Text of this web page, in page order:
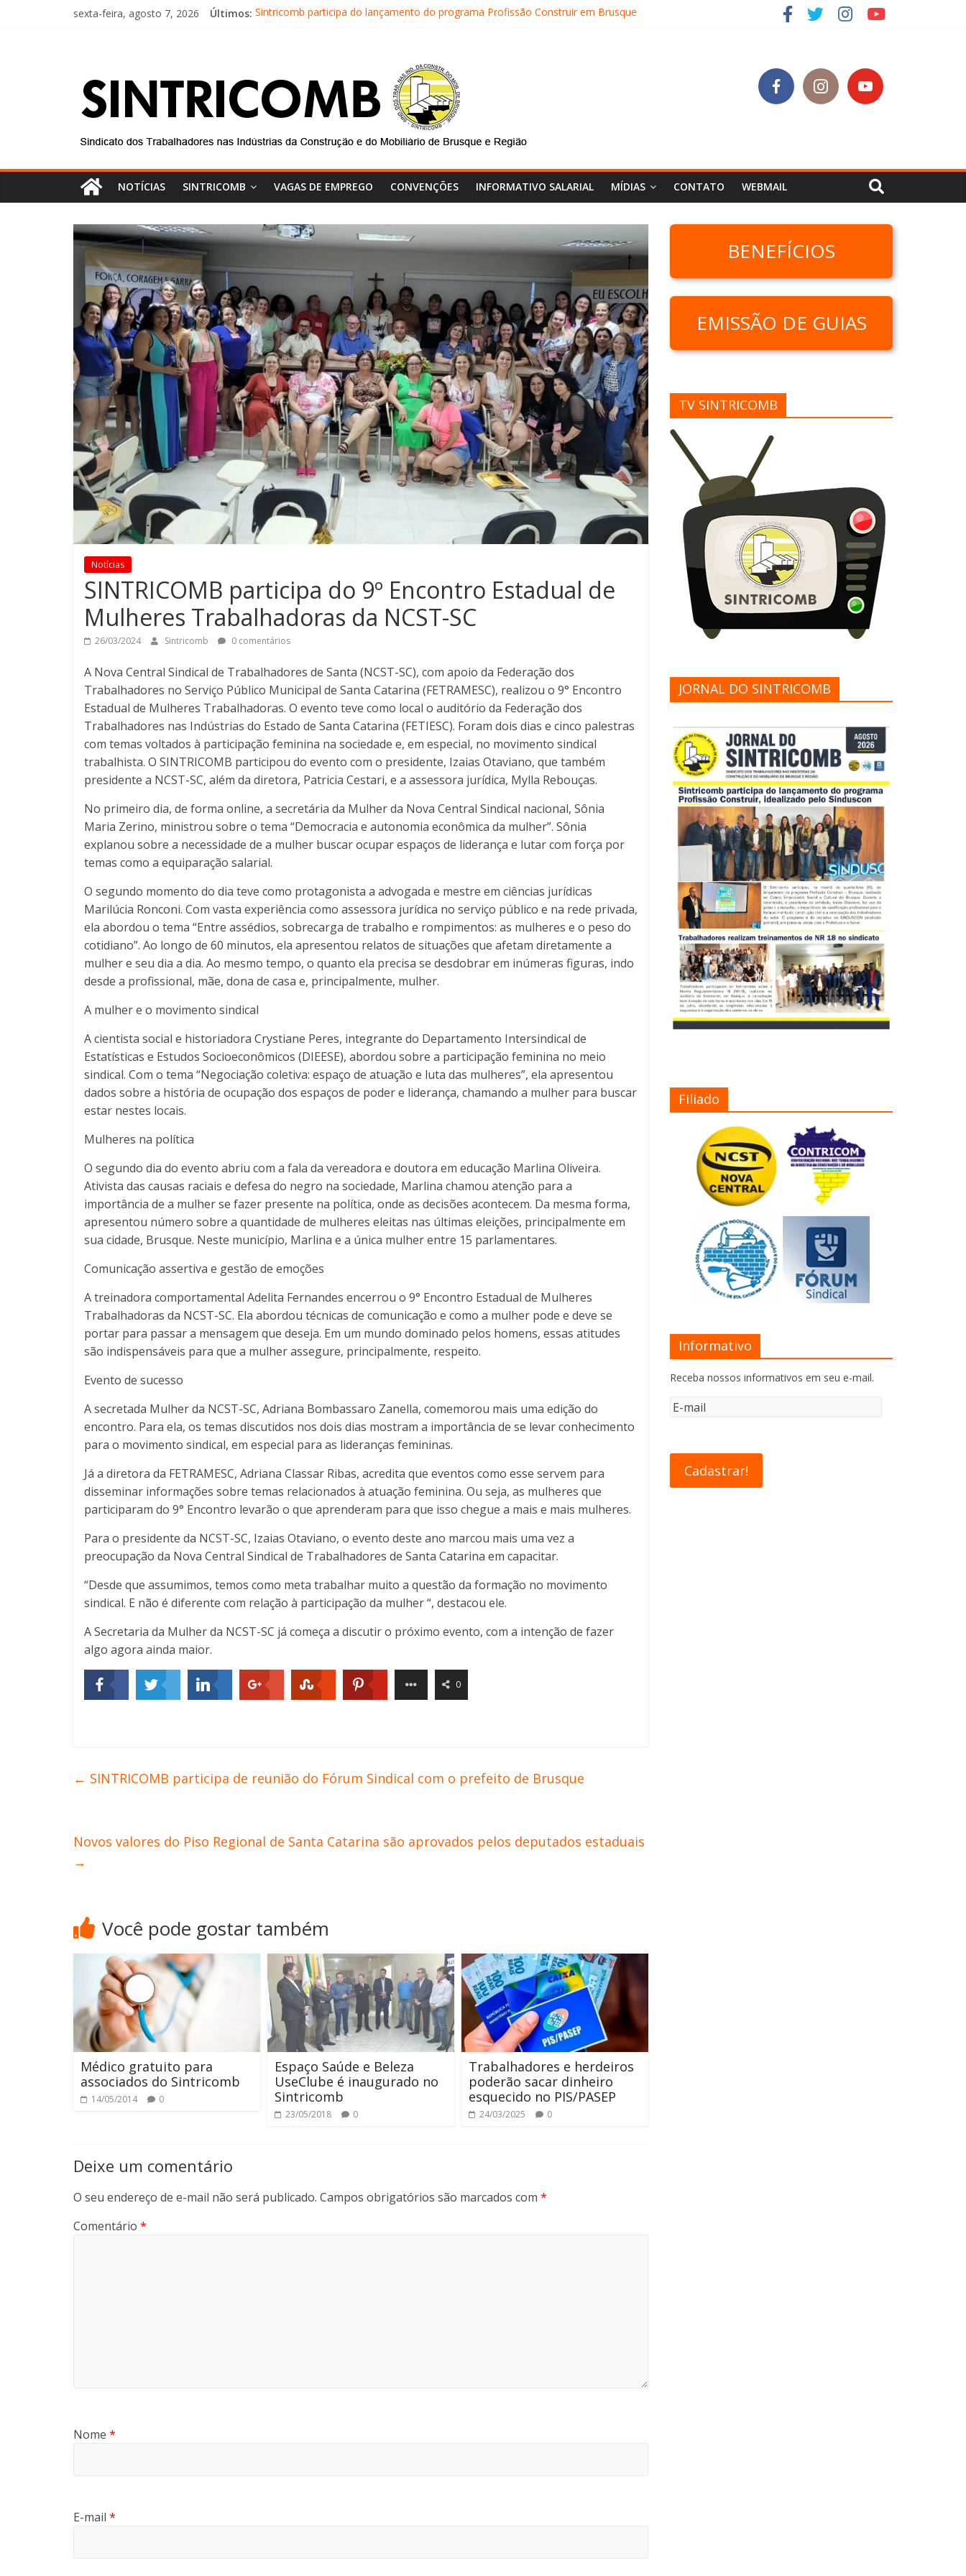
sexta-feira, agosto 7, 2026 Últimos: Sintricomb participa do lançamento do programa Profissão Construir em Brusque
Diretores do SINTRICOMB são eleitos para a direção da Nova Central Sindical de SC
Equipe do Sintricomb faz reunião de avaliação dos atendimentos
NOTÍCIAS SINTRICOMB VAGAS DE EMPREGO CONVENÇÕES INFORMATIVO SALARIAL MÍDIAS CONTATO WEBMAIL
Notícias
SINTRICOMB participa do 9º Encontro Estadual de
Mulheres Trabalhadoras da NCST-SC
26/03/2024 Sintricomb 0 comentários
A Nova Central Sindical de Trabalhadores de Santa (NCST-SC), com apoio da Federação dos
Trabalhadores no Serviço Público Municipal de Santa Catarina (FETRAMESC), realizou o 9° Encontro
Estadual de Mulheres Trabalhadoras. O evento teve como local o auditório da Federação dos
Trabalhadores nas Indústrias do Estado de Santa Catarina (FETIESC). Foram dois dias e cinco palestras
com temas voltados à participação feminina na sociedade e, em especial, no movimento sindical
trabalhista. O SINTRICOMB participou do evento com o presidente, Izaias Otaviano, que também
presidente a NCST-SC, além da diretora, Patricia Cestari, e a assessora jurídica, Mylla Rebouças.
No primeiro dia, de forma online, a secretária da Mulher da Nova Central Sindical nacional, Sônia
Maria Zerino, ministrou sobre o tema “Democracia e autonomia econômica da mulher”. Sônia
explanou sobre a necessidade de a mulher buscar ocupar espaços de liderança e lutar com força por
temas como a equiparação salarial.
O segundo momento do dia teve como protagonista a advogada e mestre em ciências jurídicas
Marilúcia Ronconi. Com vasta experiência como assessora jurídica no serviço público e na rede privada,
ela abordou o tema “Entre assédios, sobrecarga de trabalho e rompimentos: as mulheres e o peso do
cotidiano”. Ao longo de 60 minutos, ela apresentou relatos de situações que afetam diretamente a
mulher e seu dia a dia. Ao mesmo tempo, o quanto ela precisa se desdobrar em inúmeras figuras, indo
desde a profissional, mãe, dona de casa e, principalmente, mulher.
A mulher e o movimento sindical
A cientista social e historiadora Crystiane Peres, integrante do Departamento Intersindical de
Estatísticas e Estudos Socioeconômicos (DIEESE), abordou sobre a participação feminina no meio
sindical. Com o tema “Negociação coletiva: espaço de atuação e luta das mulheres”, ela apresentou
dados sobre a história de ocupação dos espaços de poder e liderança, chamando a mulher para buscar
estar nestes locais.
Mulheres na política
O segundo dia do evento abriu com a fala da vereadora e doutora em educação Marlina Oliveira.
Ativista das causas raciais e defesa do negro na sociedade, Marlina chamou atenção para a
importância de a mulher se fazer presente na política, onde as decisões acontecem. Da mesma forma,
apresentou número sobre a quantidade de mulheres eleitas nas últimas eleições, principalmente em
sua cidade, Brusque. Neste município, Marlina e a única mulher entre 15 parlamentares.
Comunicação assertiva e gestão de emoções
A treinadora comportamental Adelita Fernandes encerrou o 9° Encontro Estadual de Mulheres
Trabalhadoras da NCST-SC. Ela abordou técnicas de comunicação e como a mulher pode e deve se
portar para passar a mensagem que deseja. Em um mundo dominado pelos homens, essas atitudes
são indispensáveis para que a mulher assegure, principalmente, respeito.
Evento de sucesso
A secretada Mulher da NCST-SC, Adriana Bombassaro Zanella, comemorou mais uma edição do
encontro. Para ela, os temas discutidos nos dois dias mostram a importância de se levar conhecimento
para o movimento sindical, em especial para as lideranças femininas.
Já a diretora da FETRAMESC, Adriana Classar Ribas, acredita que eventos como esse servem para
disseminar informações sobre temas relacionados à atuação feminina. Ou seja, as mulheres que
participaram do 9° Encontro levarão o que aprenderam para que isso chegue a mais e mais mulheres.
Para o presidente da NCST-SC, Izaias Otaviano, o evento deste ano marcou mais uma vez a
preocupação da Nova Central Sindical de Trabalhadores de Santa Catarina em capacitar.
“Desde que assumimos, temos como meta trabalhar muito a questão da formação no movimento
sindical. E não é diferente com relação à participação da mulher “, destacou ele.
A Secretaria da Mulher da NCST-SC já começa a discutir o próximo evento, com a intenção de fazer
algo agora ainda maior.
0
← SINTRICOMB participa de reunião do Fórum Sindical com o prefeito de Brusque
Novos valores do Piso Regional de Santa Catarina são aprovados pelos deputados estaduais
→
Você pode gostar também
Médico gratuito para
associados do Sintricomb
14/05/2014 0
Espaço Saúde e Beleza
UseClube é inaugurado no
Sintricomb
23/05/2018 0
Trabalhadores e herdeiros
poderão sacar dinheiro
esquecido no PIS/PASEP
24/03/2025 0
Deixe um comentário
O seu endereço de e-mail não será publicado. Campos obrigatórios são marcados com *
Comentário *
Nome *
E-mail *
BENEFÍCIOS
EMISSÃO DE GUIAS
TV SINTRICOMB
JORNAL DO SINTRICOMB
Filiado
Informativo
Receba nossos informativos em seu e-mail.